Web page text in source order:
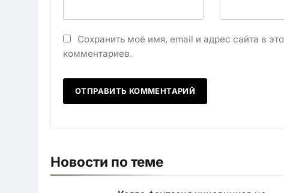
Сохранить моё имя, email и адрес сайта в
комментариев.
Новости по теме